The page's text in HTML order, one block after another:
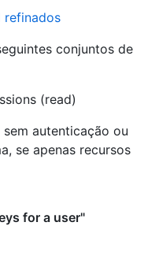
refinados
conjuntos de
(read)
autenticação ou
se apenas recursos
for a user"